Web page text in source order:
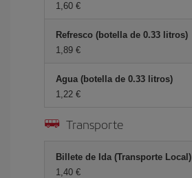
1,60 €
Refresco (botella de 0.33 litros)
1,89 €
Agua (botella de 0.33 litros)
1,22 €
Transporte
Billete de Ida (Transporte Local)
1,40 €